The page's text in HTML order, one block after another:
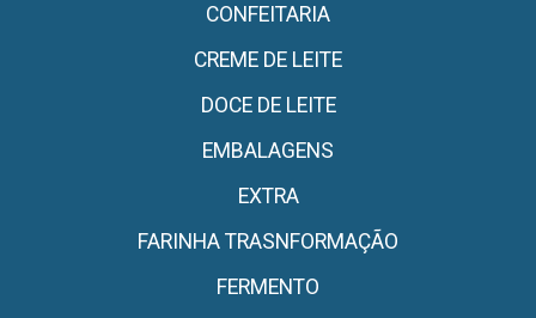
CONFEITARIA
CREME DE LEITE
DOCE DE LEITE
EMBALAGENS
EXTRA
FARINHA TRASNFORMAÇÃO
FERMENTO